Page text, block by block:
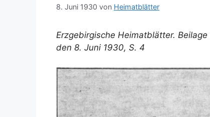
8. Juni 1930 von Heimatblätter
Erzgebirgische Heimatblätter.
den 8. Juni 1930, S. 4